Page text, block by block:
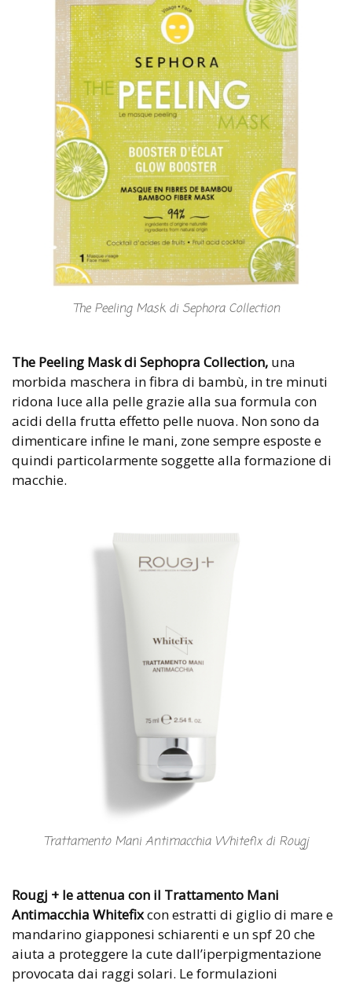
The Peeling Mask di Sephora Collection
The Peeling Mask di Sephopra Collection, una
morbida maschera in fibra di bambù, in tre minuti
ridona luce alla pelle grazie alla sua formula con
acidi della frutta effetto pelle nuova. Non sono da
dimenticare infine le mani, zone sempre esposte e
quindi particolarmente soggette alla formazione di
macchie.
Trattamento Mani Antimacchia Whitefix di Rougj
Rougj + le attenua con il Trattamento Mani
Antimacchia Whitefixcon estratti di giglio di mare e
mandarino giapponesi schiarenti e un spf 20 che
aiuta a proteggere la cute dall’iperpigmentazione
provocata dai raggi solari. Le formulazioni